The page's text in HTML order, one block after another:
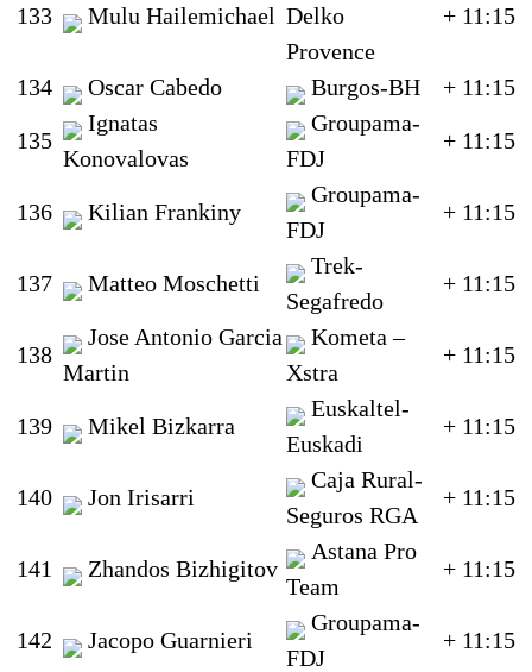
133 Mulu Hailemichael Delko
Provence
+ 11:15
134 Oscar Cabedo Burgos-BH + 11:15
135
Ignatas
Konovalovas
Groupama-
FDJ
+ 11:15
136 Kilian Frankiny
Groupama-
FDJ
+ 11:15
137 Matteo Moschetti
Trek-
Segafredo
+ 11:15
138
Jose Antonio Garcia
Martin
Kometa –
Xstra
+ 11:15
139 Mikel Bizkarra
Euskaltel-
Euskadi
+ 11:15
140 Jon Irisarri
Caja Rural-
Seguros RGA
+ 11:15
141 Zhandos Bizhigitov
Astana Pro
Team
+ 11:15
142 Jacopo Guarnieri
Groupama-
FDJ
+ 11:15